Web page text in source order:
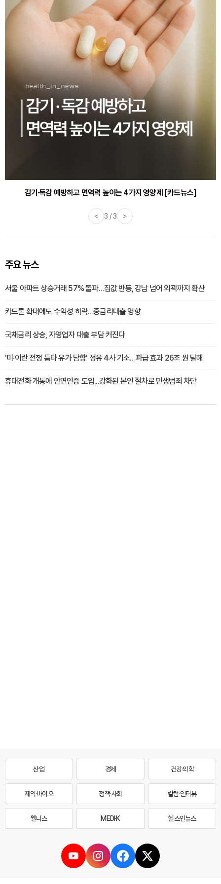
감기·독감 예방하고 면역력 높이는 4가지 영양제 [카드뉴스]
< 3 / 3 >
주요 뉴스
서울 아파트 상승거래 57% 돌파…집값 반등, 강남 넘어 외곽까지 확산
카드론 확대에도 수익성 하락…중금리대출 영향
국채금리 상승, 자영업자 대출 부담 커진다
'미·이란 전쟁 틈타 유가 담합' 정유 4사 기소…파급 효과 26조 원 달해
휴대전화 개통에 안면인증 도입...강화된 본인 절차로 민생범죄 차단
산업 경제 건강·의학
제약·바이오 정책·사회 칼럼·인터뷰
웰니스 MEDI·K 헬스인뉴스